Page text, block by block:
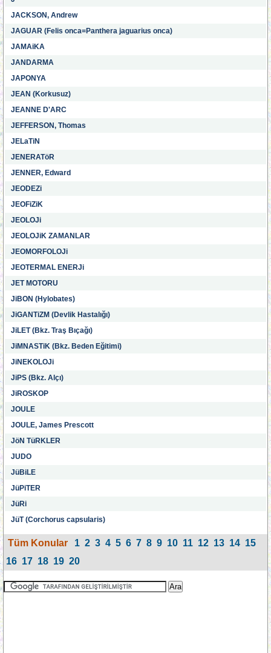
JACKSON, Andrew
JAGUAR (Felis onca=Panthera jaguarius onca)
JAMAiKA
JANDARMA
JAPONYA
JEAN (Korkusuz)
JEANNE D'ARC
JEFFERSON, Thomas
JELaTiN
JENERATöR
JENNER, Edward
JEODEZi
JEOFiZiK
JEOLOJi
JEOLOJiK ZAMANLAR
JEOMORFOLOJi
JEOTERMAL ENERJi
JET MOTORU
JiBON (Hylobates)
JiGANTiZM (Devlik Hastalığı)
JiLET (Bkz. Traş Bıçağı)
JiMNASTiK (Bkz. Beden Eğitimi)
JiNEKOLOJi
JiPS (Bkz. Alçı)
JiROSKOP
JOULE
JOULE, James Prescott
JöN TüRKLER
JUDO
JüBiLE
JüPiTER
JüRi
JüT (Corchorus capsularis)
Tüm Konular 1 2 3 4 5 6 7 8 9 10 11 12 13 14 15
16 17 18 19 20